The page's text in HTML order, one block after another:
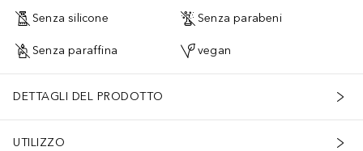
Senza silicone Senza parabeni
Senza paraffina vegan
DETTAGLI DEL PRODOTTO
UTILIZZO